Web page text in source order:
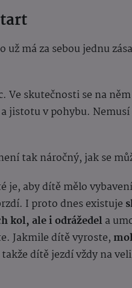
už má za sebou jednu
Ve skutečnosti se na
jistotu v pohybu.
tak náročný, jak se
je, aby dítě mělo
I proto dnes existuje
kol, ale i odrážedela
Jakmile dítě vyroste,
takže dítě jezdí vždy na